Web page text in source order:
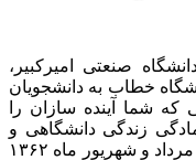
صنعتی امیرکبیر،
خطاب به دانشجویان
که شما آینده سازان را
زندگی دانشگاهی و
پیشرفت در زندگی‌تان را دارید. امروز یاد مرداد و شهریور ماه ۱۳۶۲